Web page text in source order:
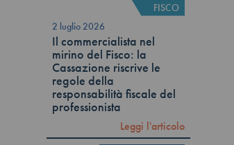
FISCO
2 luglio 2026
Il commercialista nel
mirino del Fisco: la
Cassazione riscrive le
regole della
responsabilità fiscale del
professionista
Leggi l'articolo